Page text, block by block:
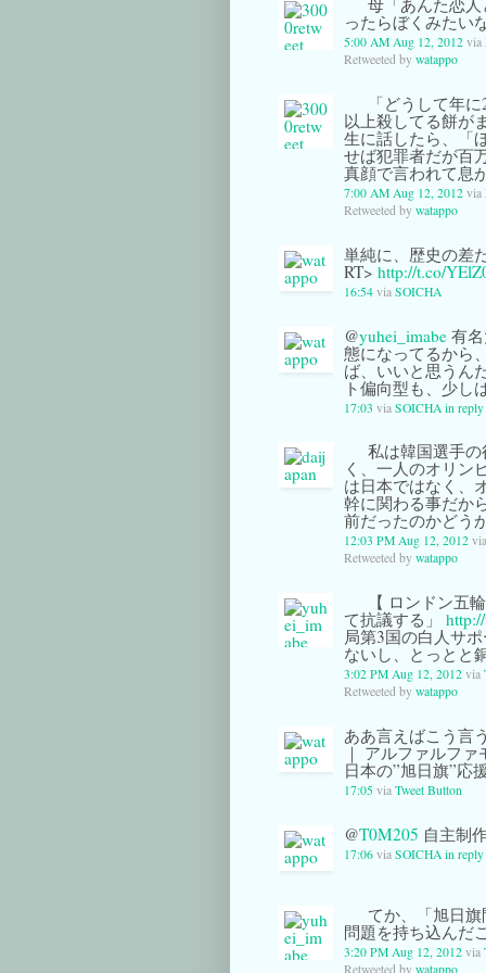
母「あんた恋
ったらぼくみたい
5:00 AM Aug 12, 2012 via
Retweeted by watappo
「どうして年
以上殺してる餅が
生に話したら、「
せば犯罪者だが百
真顔で言われて息
7:00 AM Aug 12, 2012 via
Retweeted by watappo
単純に、歴史の差
RT> http://t.co/
16:54 via SOICHA
@yuhei_imabe 有
態になってるから
ば、いいと思うん
ト偏向型も、少し
17:03 via SOICHA in reply
私は韓国選手
く、一人のオリン
は日本ではなく、
幹に関わる事だか
前だったのかどう
12:03 PM Aug 12, 2012
Retweeted by watappo
【 ロンドン五
て抗議する」
局第3国の白人サ
ないし、とっとと
3:02 PM Aug 12, 2012 via
Retweeted by watappo
ああ言えばこう言
｜ アルファルフ
日本の”旭日旗”応
17:05 via Tweet Button
@T0M205 自主制
17:06 via SOICHA in
てか、「旭日
問題を持ち込んだ
3:20 PM Aug 12, 2012 via
Retweeted by watappo